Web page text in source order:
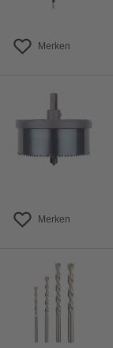
Merken
Merken